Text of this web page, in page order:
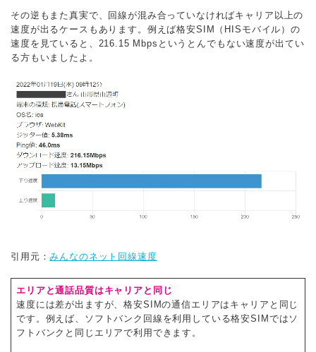
その逆もまた真実で、回線が混み合っていなければキャリア以上の
速度が出るケースもあります。例えば格安SIM（HISモバイル）の
速度を見ていると、216.15 Mbpsというとんでもない速度が出てい
る方もいましたよ。
引用元：みんなのネット回線速度
エリアと通話品質はキャリアと同じ
速度には差が出ますが、格安SIMの通信エリアはキャリアと同じ
です。例えば、ソフトバンク回線を利用している格安SIMではソ
フトバンクと同じエリアで利用できます。